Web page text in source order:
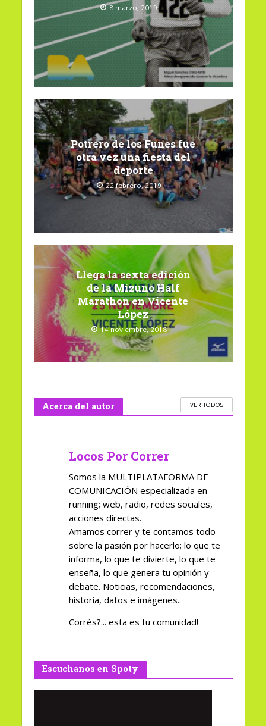
8 marzo, 2019
Potrero de los Funes fue
otra vez una fiesta del
deporte
22 febrero, 2019
Llega la sexta edición
de la Mizuno Half
Marathon en Vicente
López
14 noviembre, 2018
Acerca del autor VER TODOS
Locos Por Correr
Somos la MULTIPLATAFORMA DE
COMUNICACIÓN especializada en
running; web, radio, redes sociales,
acciones directas.
Amamos correr y te contamos todo
sobre la pasión por hacerlo; lo que te
informa, lo que te divierte, lo que te
enseña, lo que genera tu opinión y
debate. Noticias, recomendaciones,
historia, datos e imágenes.
Corrés?... esta es tu comunidad!
Escuchanos en Spoty